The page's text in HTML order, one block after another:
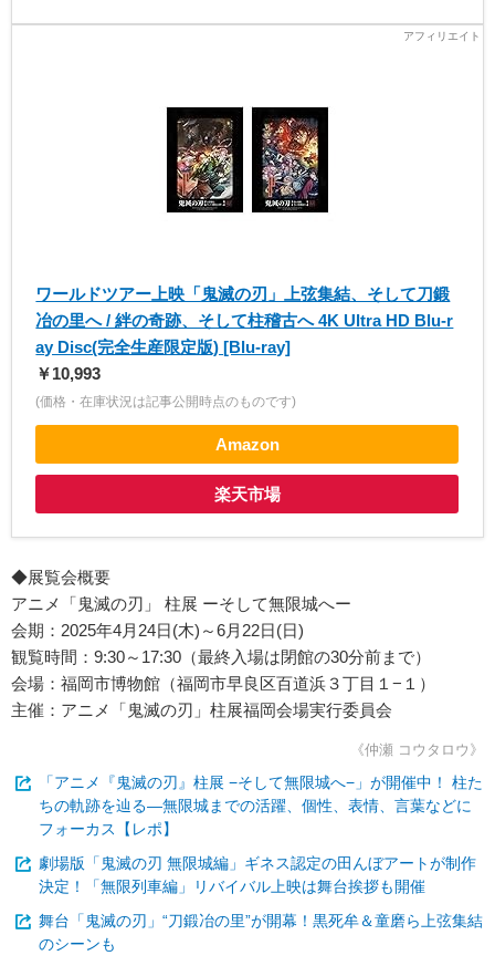
ワールドツアー上映「鬼滅の刃」上弦集結、そして刀鍛
冶の里へ / 絆の奇跡、そして柱稽古へ 4K Ultra HD Blu-r
ay Disc(完全生産限定版) [Blu-ray]
￥10,993
(価格・在庫状況は記事公開時点のものです)
Amazon
楽天市場
◆展覧会概要
アニメ「鬼滅の刃」 柱展 ーそして無限城へー
会期：2025年4月24日(木)～6月22日(日)
観覧時間：9:30～17:30（最終入場は閉館の30分前まで）
会場：福岡市博物館（福岡市早良区百道浜３丁目１−１）
主催：アニメ「鬼滅の刃」柱展福岡会場実行委員会
《仲瀬 コウタロウ》
「アニメ『鬼滅の刃』柱展 −そして無限城へ−」が開催中！ 柱た
ちの軌跡を辿る―無限城までの活躍、個性、表情、言葉などに
フォーカス【レポ】
劇場版「鬼滅の刃 無限城編」ギネス認定の田んぼアートが制作
決定！「無限列車編」リバイバル上映は舞台挨拶も開催
舞台「鬼滅の刃」“刀鍛冶の里”が開幕！黒死牟＆童磨ら上弦集結
のシーンも